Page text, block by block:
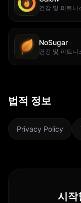
건강 및 피트니
NoSugar
건강 및 피트니
법적 정보
Privacy Policy
시작